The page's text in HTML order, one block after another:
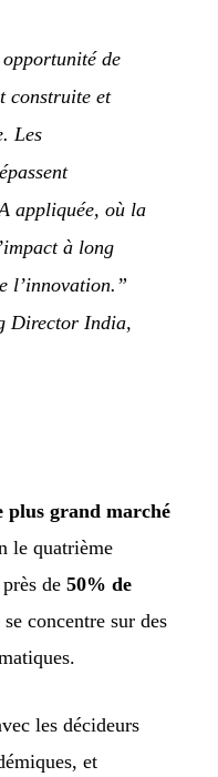
de
construite et
Les
appliquée, où la
à long
l’innovation.”
Director India,
plus grand marché
le quatrième
de 50% de
se concentre sur des
les décideurs
et